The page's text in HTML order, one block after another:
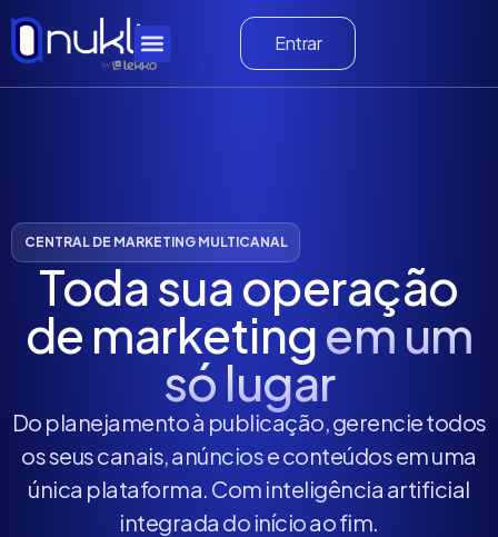
Entrar
CENTRAL DE MARKETING MULTICANAL
Toda sua operação
de marketingem um
só lugar
Do planejamento à publicação, gerencie todos
os seus canais, anúncios e conteúdos em uma
única plataforma. Com inteligência artificial
integrada do início ao fim.